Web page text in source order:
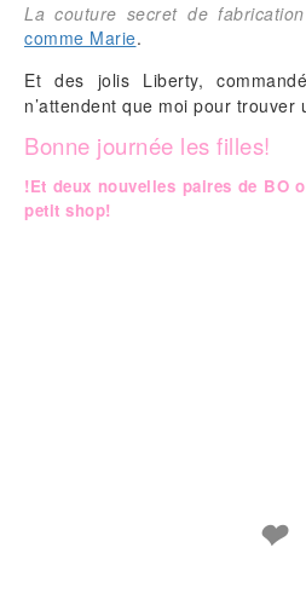
La couture secret de fabrication
comme Marie.
Et des jolis Liberty,
n’attendent que moi pour trouver
Bonne journée les filles!
!Et deux nouvelles paires de BO
petit shop!
❤